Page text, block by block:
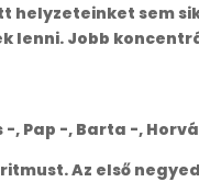
helyzeteinket sem
lenni. Jobb
-, Pap -, Barta -,
Az első